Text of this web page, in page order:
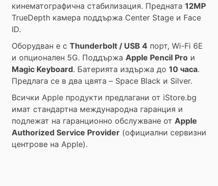
кинематографична стабилизация. Предната 12MP
TrueDepth камера поддържа Center Stage и Face
ID.
Оборудван е с Thunderbolt / USB 4 порт, Wi-Fi 6E
и опционален 5G. Поддържа Apple Pencil Pro и
Magic Keyboard. Батерията издържа до 10 часа.
Предлага се в два цвята – Space Black и Silver.
Всички Apple продукти предлагани от iStore.bg
имат стандартна международна гаранция и
подлежат на гаранционно обслужване от Apple
Authorized Service Provider (официални сервизни
центрове на Apple).